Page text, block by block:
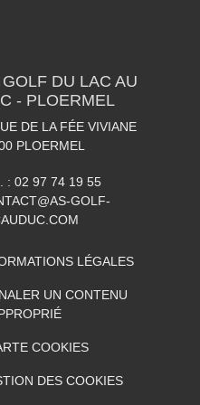
DU LAC AU
- PLOERMEL
DE LA FÉE VIVIANE
PLOERMEL
: 02 97 74 19 55
GOLF-
LÉGALES
UN CONTENU
COOKIES
DES COOKIES